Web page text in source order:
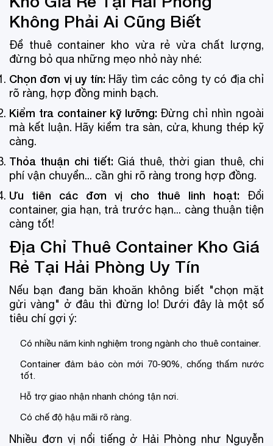
Không Phải Ai Cũng Biết
Để thuê container kho vừa rẻ vừa chất lượng,
đừng bỏ qua những mẹo nhỏ này nhé:
Chọn đơn vị uy tín: Hãy tìm các công ty có địa chỉ
rõ ràng, hợp đồng minh bạch.
Kiểm tra container kỹ lưỡng: Đừng chỉ nhìn ngoài
mà kết luận. Hãy kiểm tra sàn, cửa, khung thép kỹ
càng.
Thỏa thuận chi tiết: Giá thuê, thời gian thuê, chi
phí vận chuyển... cần ghi rõ ràng trong hợp đồng.
Ưu tiên các đơn vị cho thuê linh hoạt: Đổi
container, gia hạn, trả trước hạn... càng thuận tiện
càng tốt!
Địa Chỉ Thuê Container Kho Giá
Rẻ Tại Hải Phòng Uy Tín
Nếu bạn đang băn khoăn không biết "chọn mặt
gửi vàng" ở đâu thì đừng lo! Dưới đây là một số
tiêu chí gợi ý:
Có nhiều năm kinh nghiệm trong ngành cho thuê container.
Container đảm bảo còn mới 70-90%, chống thấm nước
tốt.
Hỗ trợ giao nhận nhanh chóng tận nơi.
Có chế độ hậu mãi rõ ràng.
Nhiều đơn vị nổi tiếng ở Hải Phòng như Nguyễn